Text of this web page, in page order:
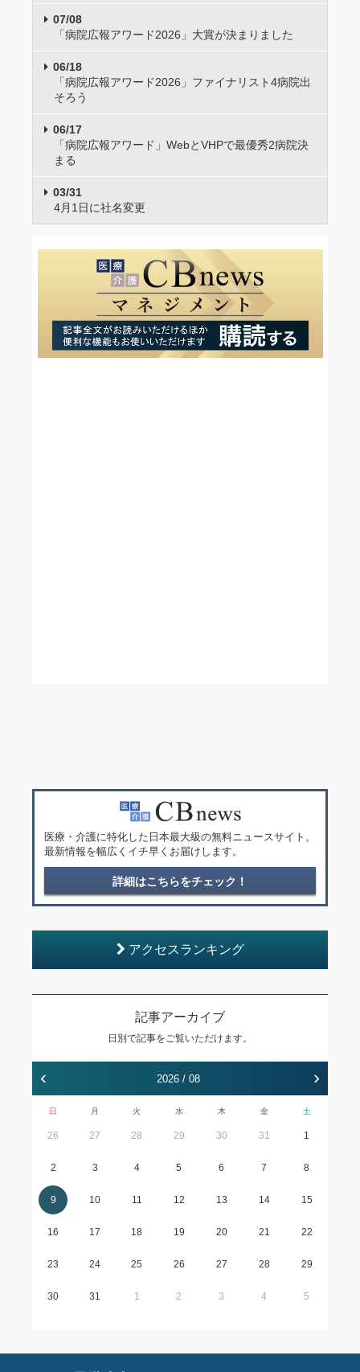
07/08
「病院広報アワード2026」大賞が決まりました
06/18
「病院広報アワード2026」ファイナリスト4病院出
そろう
06/17
「病院広報アワード」WebとVHPで最優秀2病院決
まる
03/31
4月1日に社名変更
医療・介護に特化した日本最大級の無料ニュースサイト。
最新情報を幅広くイチ早くお届けします。
詳細はこちらをチェック！
アクセスランキング
記事アーカイブ
日別で記事をご覧いただけます。
‹ 2026 / 08 ›
日 月 火 水 木 金 土
26 27 28 29 30 31 1
2 3 4 5 6 7 8
9 10 11 12 13 14 15
16 17 18 19 20 21 22
23 24 25 26 27 28 29
30 31 1 2 3 4 5